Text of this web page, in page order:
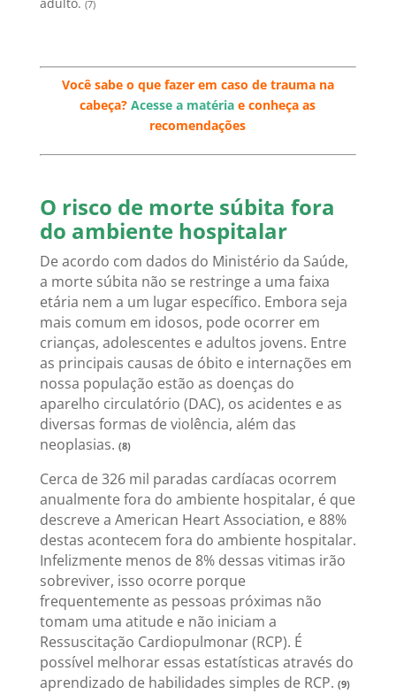
(7)
Você sabe o que fazer em caso de trauma na
cabeça?Acesse a matéria e conheça as
recomendações
O risco de morte súbita fora
do ambiente hospitalar
De acordo com dados do Ministério da Saúde,
a morte súbita não se restringe a uma faixa
etária nem a um lugar específico. Embora seja
mais comum em idosos, pode ocorrer em
crianças, adolescentes e adultos jovens. Entre
as principais causas de óbito e internações em
nossa população estão as doenças do
aparelho circulatório (DAC), os acidentes e as
diversas formas de violência, além das
neoplasias. (8)
Cerca de 326 mil paradas cardíacas ocorrem
anualmente fora do ambiente hospitalar, é que
descreve a American Heart Association, e 88%
destas acontecem fora do ambiente hospitalar.
Infelizmente menos de 8% dessas vitimas irão
sobreviver, isso ocorre porque
frequentemente as pessoas próximas não
tomam uma atitude e não iniciam a
Ressuscitação Cardiopulmonar (RCP). É
possível melhorar essas estatísticas através do
aprendizado de habilidades simples de RCP. (9)